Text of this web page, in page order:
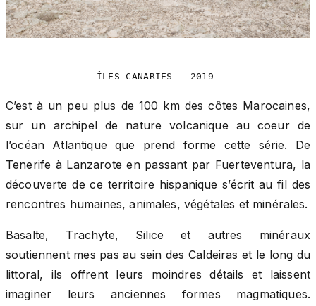
ÎLES CANARIES - 2019
C’est à un peu plus de 100 km des côtes Marocaines,
sur un archipel de nature volcanique au coeur de
l’océan Atlantique que prend forme cette série. De
Tenerife à Lanzarote en passant par Fuerteventura, la
découverte de ce territoire hispanique s’écrit au fil des
rencontres humaines, animales, végétales et minérales.
Basalte, Trachyte, Silice et autres minéraux
soutiennent mes pas au sein des Caldeiras et le long du
littoral, ils offrent leurs moindres détails et laissent
imaginer leurs anciennes formes magmatiques.